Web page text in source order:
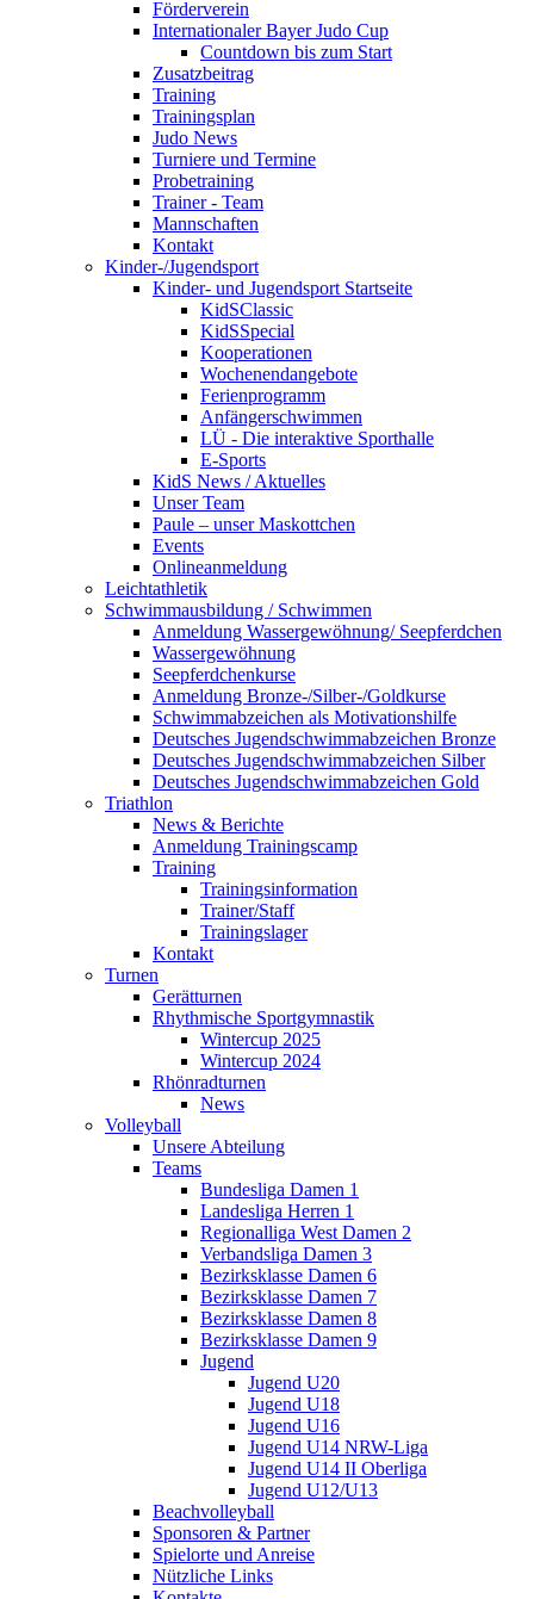
Förderverein
Internationaler Bayer Judo Cup
Countdown bis zum Start
Zusatzbeitrag
Training
Trainingsplan
Judo News
Turniere und Termine
Probetraining
Trainer - Team
Mannschaften
Kontakt
Kinder-/Jugendsport
Kinder- und Jugendsport Startseite
KidSClassic
KidSSpecial
Kooperationen
Wochenendangebote
Ferienprogramm
Anfängerschwimmen
LÜ - Die interaktive Sporthalle
E-Sports
KidS News / Aktuelles
Unser Team
Paule – unser Maskottchen
Events
Onlineanmeldung
Leichtathletik
Schwimmausbildung / Schwimmen
Anmeldung Wassergewöhnung/ Seepferdchen
Wassergewöhnung
Seepferdchenkurse
Anmeldung Bronze-/Silber-/Goldkurse
Schwimmabzeichen als Motivationshilfe
Deutsches Jugendschwimmabzeichen Bronze
Deutsches Jugendschwimmabzeichen Silber
Deutsches Jugendschwimmabzeichen Gold
Triathlon
News & Berichte
Anmeldung Trainingscamp
Training
Trainingsinformation
Trainer/Staff
Trainingslager
Kontakt
Turnen
Gerätturnen
Rhythmische Sportgymnastik
Wintercup 2025
Wintercup 2024
Rhönradturnen
News
Volleyball
Unsere Abteilung
Teams
Bundesliga Damen 1
Landesliga Herren 1
Regionalliga West Damen 2
Verbandsliga Damen 3
Bezirksklasse Damen 6
Bezirksklasse Damen 7
Bezirksklasse Damen 8
Bezirksklasse Damen 9
Jugend
Jugend U20
Jugend U18
Jugend U16
Jugend U14 NRW-Liga
Jugend U14 II Oberliga
Jugend U12/U13
Beachvolleyball
Sponsoren & Partner
Spielorte und Anreise
Nützliche Links